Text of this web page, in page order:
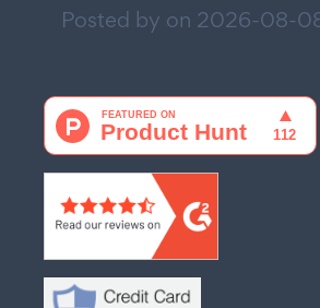
Posted by on 2026-08-